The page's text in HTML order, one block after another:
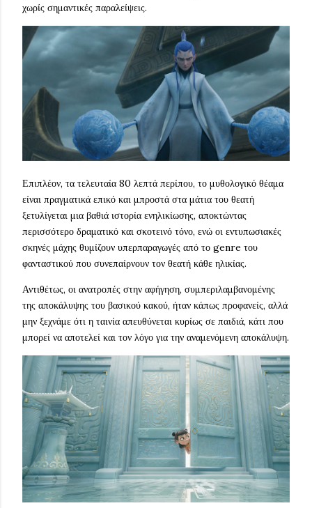
χωρίς σημαντικές παραλείψεις.
Επιπλέον, τα τελευταία 80 λεπτά περίπου, το μυθολογικό θέαμα
είναι πραγματικά επικό και μπροστά στα μάτια του θεατή
ξετυλίγεται μια βαθιά ιστορία ενηλικίωσης, αποκτώντας
περισσότερο δραματικό και σκοτεινό τόνο, ενώ οι εντυπωσιακές
σκηνές μάχης θυμίζουν υπερπαραγωγές από το genre του
φανταστικού που συνεπαίρνουν τον θεατή κάθε ηλικίας.
Αντιθέτως, οι ανατροπές στην αφήγηση, συμπεριλαμβανομένης
της αποκάλυψης του βασικού κακού, ήταν κάπως προφανείς, αλλά
μην ξεχνάμε ότι η ταινία απευθύνεται κυρίως σε παιδιά, κάτι που
μπορεί να αποτελεί και τον λόγο για την αναμενόμενη αποκάλυψη.